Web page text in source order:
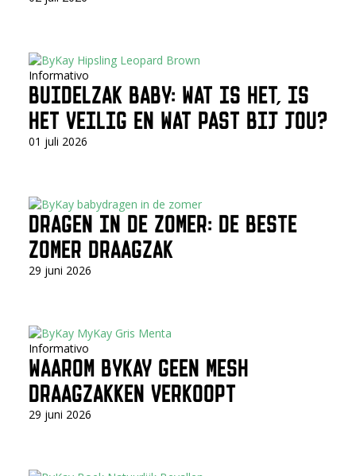
Informativo
BUIDELZAK BABY: WAT IS HET, IS
HET VEILIG EN WAT PAST BIJ JOU?
01 juli 2026
DRAGEN IN DE ZOMER: DE BESTE
ZOMER DRAAGZAK
29 juni 2026
Informativo
WAAROM BYKAY GEEN MESH
DRAAGZAKKEN VERKOOPT
29 juni 2026